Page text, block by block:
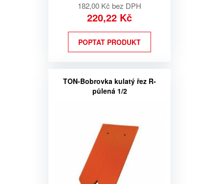
182,00 Kč bez DPH
220,22 Kč
POPTAT PRODUKT
TON-Bobrovka kulatý řez R-
půlená 1/2